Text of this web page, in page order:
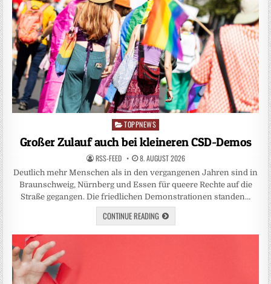
Posted
in
TOPPNEWS
Großer Zulauf auch bei kleineren CSD-Demos
RSS-FEED 8. AUGUST 2026
Deutlich mehr Menschen als in den vergangenen Jahren sind in
Braunschweig, Nürnberg und Essen für queere Rechte auf die
Straße gegangen. Die friedlichen Demonstrationen standen…
CONTINUE READING